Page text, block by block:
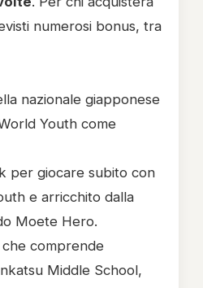
numerosi bonus, tra
nazionale giapponese
Youth come
per giocare subito con
e arricchito dalla
Moete Hero.
che comprende
Middle School,